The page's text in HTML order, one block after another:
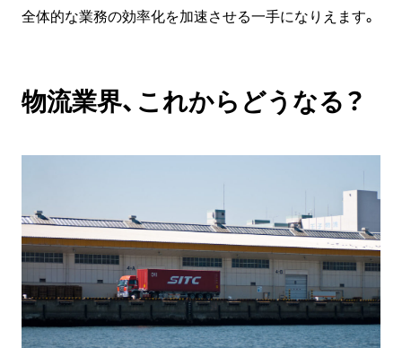
全体的な業務の効率化を加速させる一手になりえます。
物流業界、これからどうなる？